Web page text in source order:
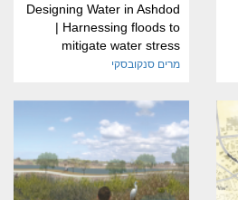
Designing Water in Ashdod
| Harnessing floods to
mitigate water stress
מרים סנקובסקי